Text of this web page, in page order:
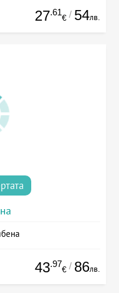
27.61
€ / 54лв.
43.97
€ / 86лв.